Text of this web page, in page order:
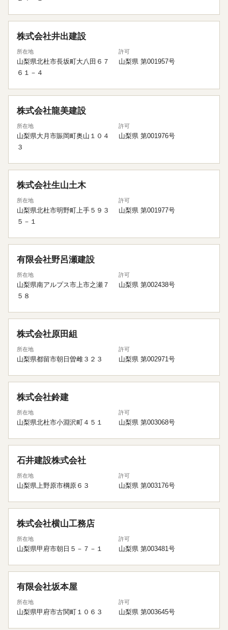
株式会社井出建設
所在地
山梨県北杜市長坂町大八田６７
６１－４
許可
山梨県 第001957号
株式会社龍美建設
所在地
山梨県大月市賑岡町奥山１０４
３
許可
山梨県 第001976号
株式会社生山土木
所在地
山梨県北杜市明野町上手５９３
５－１
許可
山梨県 第001977号
有限会社野呂瀬建設
所在地
山梨県南アルプス市上市之瀬７
５８
許可
山梨県 第002438号
株式会社原田組
所在地
山梨県都留市朝日曽雌３２３
許可
山梨県 第002971号
株式会社鈴建
所在地
山梨県北杜市小淵沢町４５１
許可
山梨県 第003068号
石井建設株式会社
所在地
山梨県上野原市棡原６３
許可
山梨県 第003176号
株式会社横山工務店
所在地
山梨県甲府市朝日５－７－１
許可
山梨県 第003481号
有限会社坂本屋
所在地
山梨県甲府市古関町１０６３
許可
山梨県 第003645号